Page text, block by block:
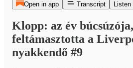
Open in app Transcript
Klopp: az év
feltámasztotta a
nyakkendő #9